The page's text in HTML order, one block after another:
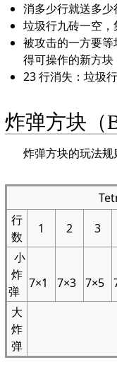
消多少行就送多少
垃圾行九砖一空
被攻击的一方要
得可操作的新方块
23 行消失：垃圾
炸弹方块（
炸弹方块的玩法规
行
数
1 2 3
小
炸
弹
7×1 7×3 7×5
大
炸
弹